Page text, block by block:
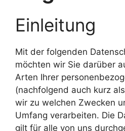
Einleitung
Mit der folgenden
möchten wir Sie darüber
Arten Ihrer
(nachfolgend auch kurz
wir zu welchen Zwecken
Umfang verarbeiten. Die
gilt für alle von uns